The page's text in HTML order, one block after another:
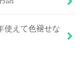
使えて色褪せな